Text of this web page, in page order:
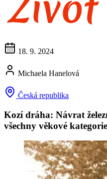
18. 9. 2024
Michaela Hanelová
Česká republika
Kozí dráha: Návrat
všechny věkové kategorie